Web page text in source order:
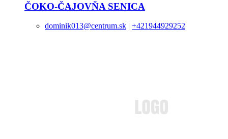
ČOKO-ČAJOVŇA SENICA
dominik013@centrum.sk +421944929252